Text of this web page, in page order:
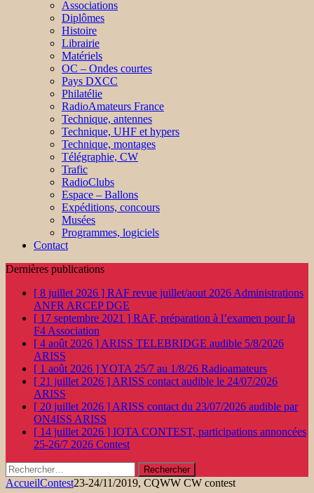
Associations
Diplômes
Histoire
Librairie
Matériels
OC – Ondes courtes
Pays DXCC
Philatélie
RadioAmateurs France
Technique, antennes
Technique, UHF et hypers
Technique, montages
Télégraphie, CW
Trafic
RadioClubs
Espace – Ballons
Expéditions, concours
Musées
Programmes, logiciels
Contact
Dernières publications
[ 8 juillet 2026 ] RAF revue juillet/aout 2026 Administrations
ANFR ARCEP DGE
[ 17 septembre 2021 ] RAF, préparation à l’examen pour la
F4 Association
[ 4 août 2026 ] ARISS TELEBRIDGE audible 5/8/2026
ARISS
[ 1 août 2026 ]YOTA 25/7 au 1/8/26 Radioamateurs
[ 21 juillet 2026 ] ARISS contact audible le 24/07/2026
ARISS
[ 20 juillet 2026 ] ARISS contact du 23/07/2026 audible par
ON4ISS ARISS
[ 14 juillet 2026 ] IOTA CONTEST, participations annoncées
25-26/7 2026 Contest
Rechercher :
AccueilContest23-24/11/2019, CQWW CW contest